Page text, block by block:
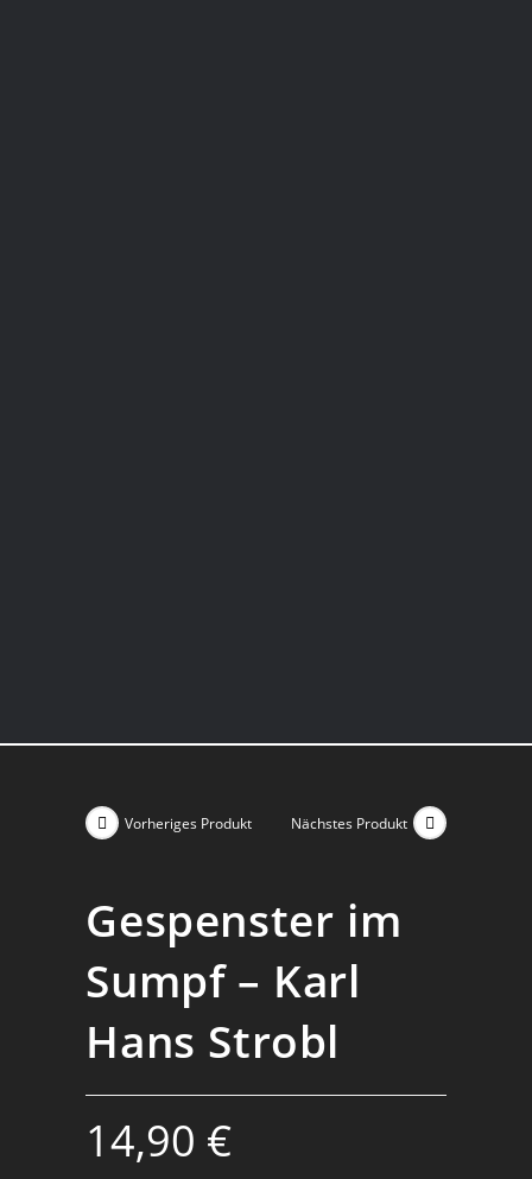
Vorheriges Produkt Nächstes Produkt
Gespenster im
Sumpf – Karl
Hans Strobl
14,90 €